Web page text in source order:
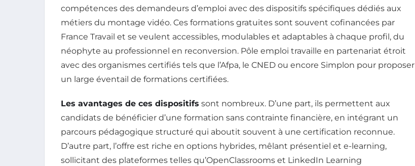
compétences des demandeurs d’emploi avec des dispositifs spécifiques dédiés aux
métiers du montage vidéo. Ces formations gratuites sont souvent cofinancées par
France Travail et se veulent accessibles, modulables et adaptables à chaque profil, du
néophyte au professionnel en reconversion. Pôle emploi travaille en partenariat étroit
avec des organismes certifiés tels que l’Afpa, le CNED ou encore Simplon pour proposer
un large éventail de formations certifiées.
Les avantages de ces dispositifs sont nombreux. D’une part, ils permettent aux
candidats de bénéficier d’une formation sans contrainte financière, en intégrant un
parcours pédagogique structuré qui aboutit souvent à une certification reconnue.
D’autre part, l’offre est riche en options hybrides, mêlant présentiel et e-learning,
sollicitant des plateformes telles qu’OpenClassrooms et LinkedIn Learning